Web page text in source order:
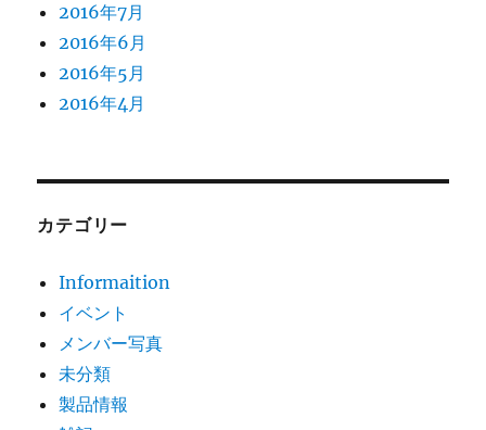
2016年7月
2016年6月
2016年5月
2016年4月
カテゴリー
Informaition
イベント
メンバー写真
未分類
製品情報